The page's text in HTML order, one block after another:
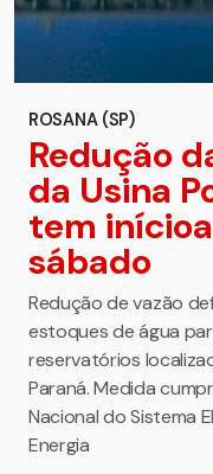
ROSANA (SP)
Redução
da Usina
tem
sábado
Redução de vazão
estoques de água
reservatórios
Paraná. Medida
Nacional do Sistema
Energia